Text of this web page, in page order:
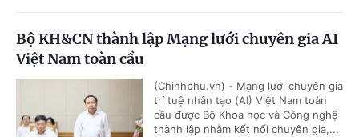
Bộ KH&CN thành lập Mạng lưới chuyên gia AI
Việt Nam toàn cầu
(Chinhphu.vn) - Mạng lưới chuyên gia
trí tuệ nhân tạo (AI) Việt Nam toàn
cầu được Bộ Khoa học và Công nghệ
thành lập nhằm kết nối chuyên gia,...